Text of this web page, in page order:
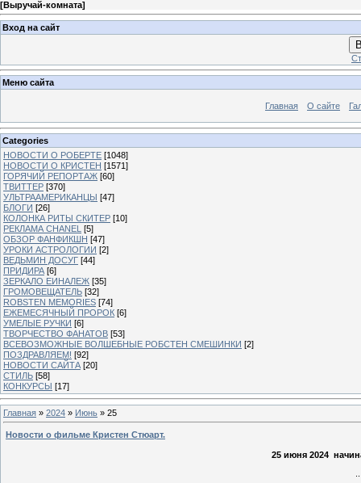
[Выручай-комната]
Вход на сайт
Меню сайта
Главная О сайте
Categories
НОВОСТИ О РОБЕРТЕ [1048]
НОВОСТИ О КРИСТЕН [1571]
ГОРЯЧИЙ РЕПОРТАЖ [60]
ТВИТТЕР [370]
УЛЬТРААМЕРИКАНЦЫ [47]
БЛОГИ [26]
КОЛОНКА РИТЫ СКИТЕР [10]
РЕКЛАМА CHANEL [5]
ОБЗОР ФАНФИКШН [47]
УРОКИ АСТРОЛОГИИ [2]
ВЕДЬМИН ДОСУГ [44]
ПРИДИРА [6]
ЗЕРКАЛО ЕИНАЛЕЖ [35]
ГРОМОВЕЩАТЕЛЬ [32]
ROBSTEN MEMORIES [74]
ЕЖЕМЕСЯЧНЫЙ ПРОРОК [6]
УМЕЛЫЕ РУЧКИ [6]
ТВОРЧЕСТВО ФАНАТОВ [53]
ВСЕВОЗМОЖНЫЕ ВОЛШЕБНЫЕ РОБСТЕН СМЕШИНКИ [2]
ПОЗДРАВЛЯЕМ! [92]
НОВОСТИ САЙТА [20]
СТИЛЬ [58]
КОНКУРСЫ [17]
Главная » 2024 » Июнь » 25
Новости о фильме Кристен Стюарт.
25 июня 2024